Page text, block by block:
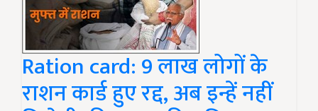
Ration card: 9 लाख लोगों के
राशन कार्ड हुए रद्द, अब इन्हें नहीं